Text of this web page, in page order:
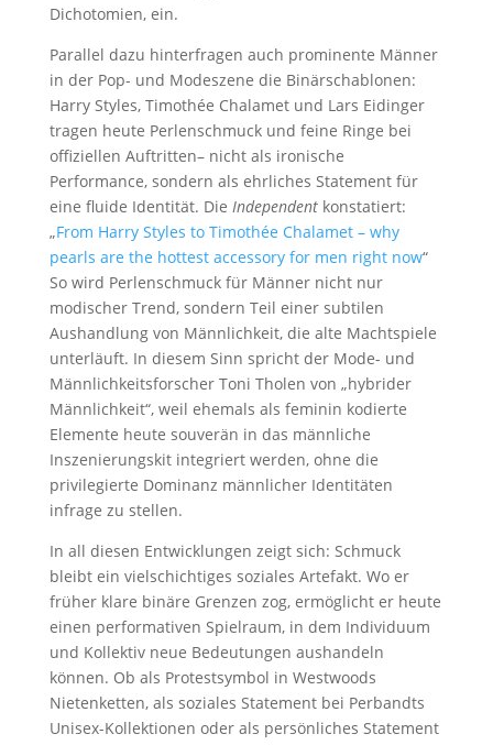
Dichotomien, ein.
Parallel dazu hinterfragen auch prominente Männer
in der Pop- und Modeszene die Binärschablonen:
Harry Styles, Timothée Chalamet und Lars Eidinger
tragen heute Perlenschmuck und feine Ringe bei
offiziellen Auftritten– nicht als ironische
Performance, sondern als ehrliches Statement für
eine fluide Identität. Die Independentkonstatiert:
„From Harry Styles to Timothée Chalamet – why
pearls are the hottest accessory for men right now“
So wird Perlenschmuck für Männer nicht nur
modischer Trend, sondern Teil einer subtilen
Aushandlung von Männlichkeit, die alte Machtspiele
unterläuft. In diesem Sinn spricht der Mode- und
Männlichkeitsforscher Toni Tholen von „hybrider
Männlichkeit“, weil ehemals als feminin kodierte
Elemente heute souverän in das männliche
Inszenierungskit integriert werden, ohne die
privilegierte Dominanz männlicher Identitäten
infrage zu stellen.
In all diesen Entwicklungen zeigt sich: Schmuck
bleibt ein vielschichtiges soziales Artefakt. Wo er
früher klare binäre Grenzen zog, ermöglicht er heute
einen performativen Spielraum, in dem Individuum
und Kollektiv neue Bedeutungen aushandeln
können. Ob als Protestsymbol in Westwoods
Nietenketten, als soziales Statement bei Perbandts
Unisex-Kollektionen oder als persönliches Statement